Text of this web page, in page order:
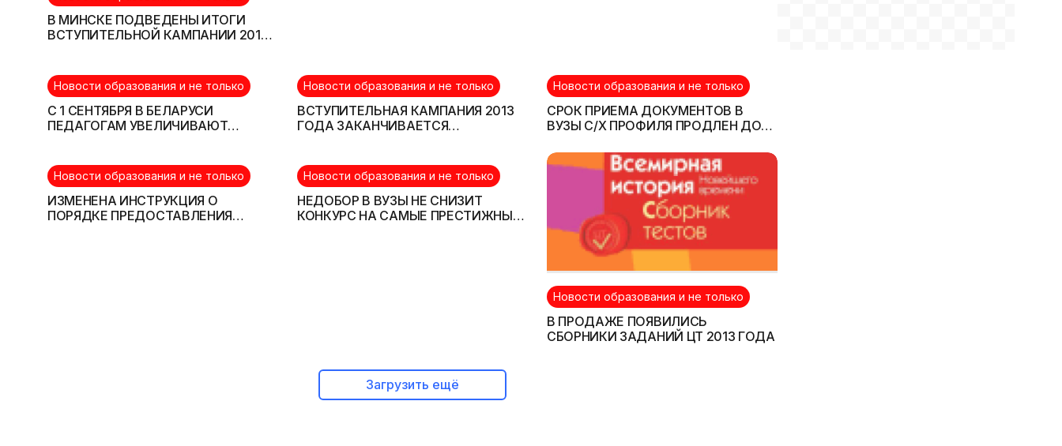
В МИНСКЕ ПОДВЕДЕНЫ ИТОГИ
ВСТУПИТЕЛЬНОЙ КАМПАНИИ 2013
Новости образования и не только
С 1 СЕНТЯБРЯ В БЕЛАРУСИ
ПЕДАГОГАМ УВЕЛИЧИВАЮТ
Новости образования и не только
ВСТУПИТЕЛЬНАЯ КАМПАНИЯ 2013
ГОДА ЗАКАНЧИВАЕТСЯ
Новости образования и не только
СРОК ПРИЕМА ДОКУМЕНТОВ В
ВУЗЫ С/Х ПРОФИЛЯ ПРОДЛЕН ДО
Новости образования и не только
ИЗМЕНЕНА ИНСТРУКЦИЯ О
ПОРЯДКЕ ПРЕДОСТАВЛЕНИЯ
Новости образования и не только
НЕДОБОР В ВУЗЫ НЕ СНИЗИТ
КОНКУРС НА САМЫЕ ПРЕСТИЖНЫЕ
Новости образования и не только
В ПРОДАЖЕ ПОЯВИЛИСЬ
СБОРНИКИ ЗАДАНИЙ ЦТ 2013 ГОДА
Загрузить ещё